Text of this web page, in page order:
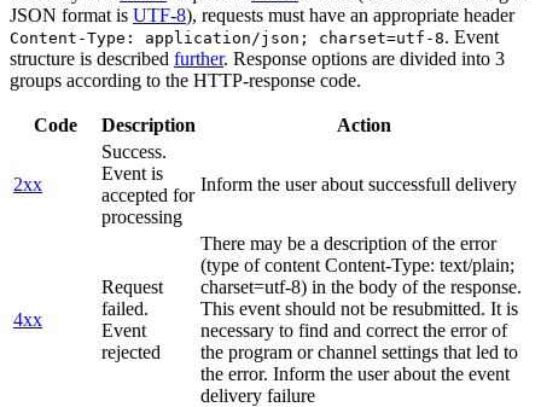
JSON format is UTF-8), requests must have an appropriate header
Content-Type: application/json; charset=utf-8. Event
structure is described further. Response options are divided into 3
groups according to the HTTP-response code.
Code Description Action
2xx
Success.
Event is
accepted for
processing
Inform the user about successfull delivery
4xx
Request
failed.
Event
rejected
There may be a description of the error
(type of content Content-Type: text/plain;
charset=utf-8) in the body of the response.
This event should not be resubmitted. It is
necessary to find and correct the error of
the program or channel settings that led to
the error. Inform the user about the event
delivery failure